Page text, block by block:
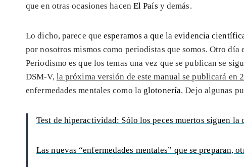
que en otras ocasiones hacen El País y demás.
Lo dicho, parece queesperamos a que la evidencia
por nosotros mismos como periodistas que somos. Otro día
Periodismo es que los temas una vez que se publican se
DSM-V, la próxima versión de este manual se publicará en
enfermedades mentales como la glotonería. Dejo algunas
Test de hiperactividad: Sólo los peces muertos siguen la
Las nuevas “enfermedades mentales” que se preparan,